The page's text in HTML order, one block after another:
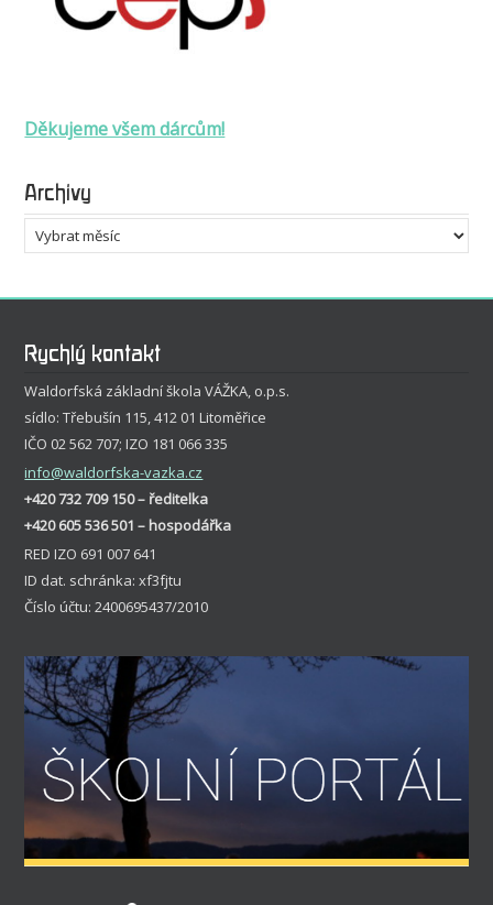
Děkujeme všem dárcům!
Archivy
Archivy
Rychlý kontakt
Waldorfská základní škola VÁŽKA, o.p.s.
sídlo: Třebušín 115, 412 01 Litoměřice
IČO 02 562 707; IZO 181 066 335
info@waldorfska-vazka.cz
+420 732 709 150 – ředitelka
+420 605 536 501 – hospodářka
RED IZO 691 007 641
ID dat. schránka: xf3fjtu
Číslo účtu: 2400695437/2010